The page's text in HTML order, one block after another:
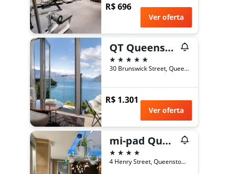
R$ 696
Ver oferta
QT Queenstown
5 estrelas
30 Brunswick Street, Queenstown, Nova Zelândia
R$ 1.301
Ver oferta
mi-pad Queenstown
4 estrelas
4 Henry Street, Queenstown, Nova Zelândia